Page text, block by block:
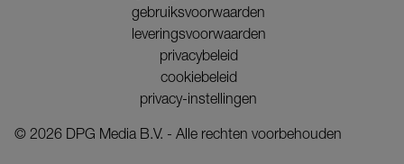
gebruiksvoorwaarden
leveringsvoorwaarden
privacybeleid
cookiebeleid
privacy-instellingen
© 2026 DPG Media B.V. - Alle rechten voorbehouden